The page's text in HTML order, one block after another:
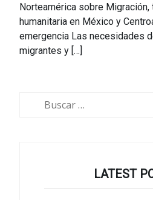
Norteamérica sobre
humanitaria en México y
emergencia Las necesidades
migrantes y […]
LATEST